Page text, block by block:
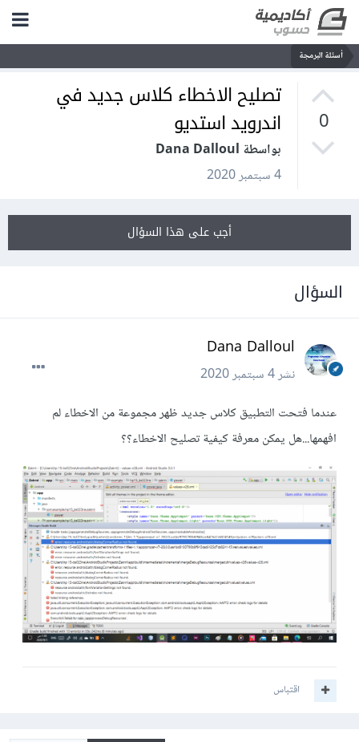
أسئلة البرمجة
0
تصليح الاخطاء كلاس جديد في
اندرويد استديو
بواسطة Dana Dalloul
4 سبتمبر 2020
أجب على هذا السؤال
السؤال
Dana Dalloul
نشر4 سبتمبر 2020
عندما فتحت التطبيق كلاس جديد ظهر مجموعة من الاخطاء لم
افهمها...هل يمكن معرفة كيفية تصليح الاخطاء؟؟
اقتباس